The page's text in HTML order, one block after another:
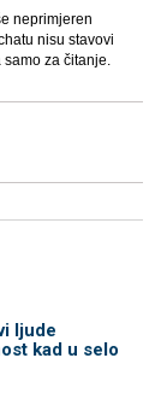
neprimjeren
nisu stavovi
za čitanje.
ljude
kad u selo